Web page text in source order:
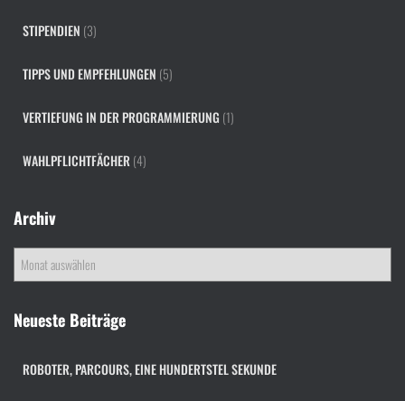
STIPENDIEN (3)
TIPPS UND EMPFEHLUNGEN (5)
VERTIEFUNG IN DER PROGRAMMIERUNG (1)
WAHLPFLICHTFÄCHER (4)
Archiv
h
Neueste Beiträge
ROBOTER, PARCOURS, EINE HUNDERTSTEL SEKUNDE